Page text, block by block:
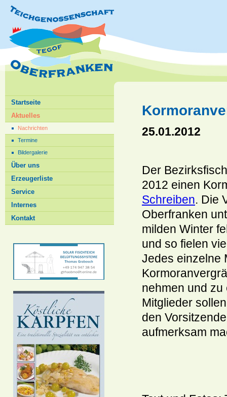
Startseite
Aktuelles
Nachrichten
Termine
Bildergalerie
Über uns
Erzeugerliste
Service
Internes
Kontakt
25.01.2012
Der
2012 einen
Schreiben. Die
Oberfranken
milden Winter
und so fielen
Jedes einzelne
nehmen und zu
Mitglieder
den
aufmerksam